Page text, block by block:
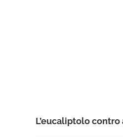
L’eucaliptolo